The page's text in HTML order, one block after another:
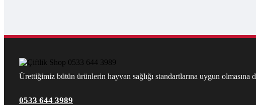
Ürettiğimiz bütün ürünlerin hayvan sağlığı standartlarına uygun
0533 644 3989